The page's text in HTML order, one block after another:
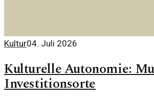
Kultur04. Juli 2026
Kulturelle Autonomie:
Investitionsorte